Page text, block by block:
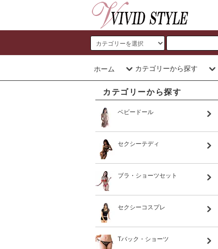
ホーム カテゴリーから探す
カテゴリーから探す
ベビードール
セクシーテディ
ブラ・ショーツセット
セクシーコスプレ
Tバック・ショーツ